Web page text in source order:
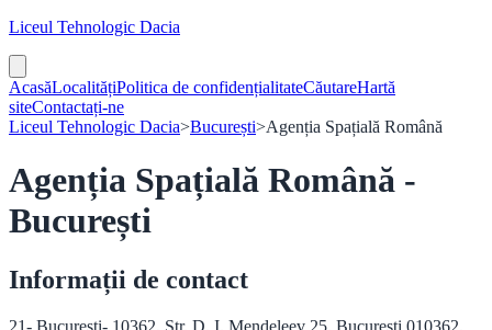
Liceul Tehnologic Dacia
AcasăLocalitățiPolitica de confidențialitateCăutareHartă
siteContactați-ne
Liceul Tehnologic Dacia>București>Agenția Spațială Română
Agenția Spațială Română -
București
Informații de contact
21- Bucuresti- 10362, Str. D. I. Mendeleev 25, București 010362,